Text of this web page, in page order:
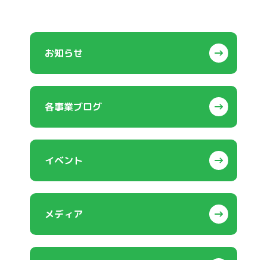
お知らせ
各事業ブログ
イベント
メディア